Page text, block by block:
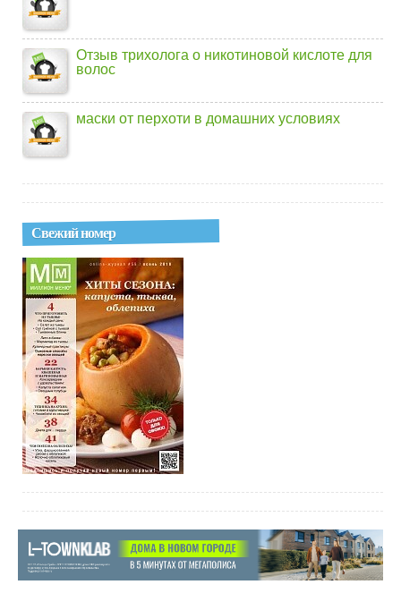
Отзыв трихолога о никотиновой кислоте для
волос
маски от перхоти в домашних условиях
Свежий номер